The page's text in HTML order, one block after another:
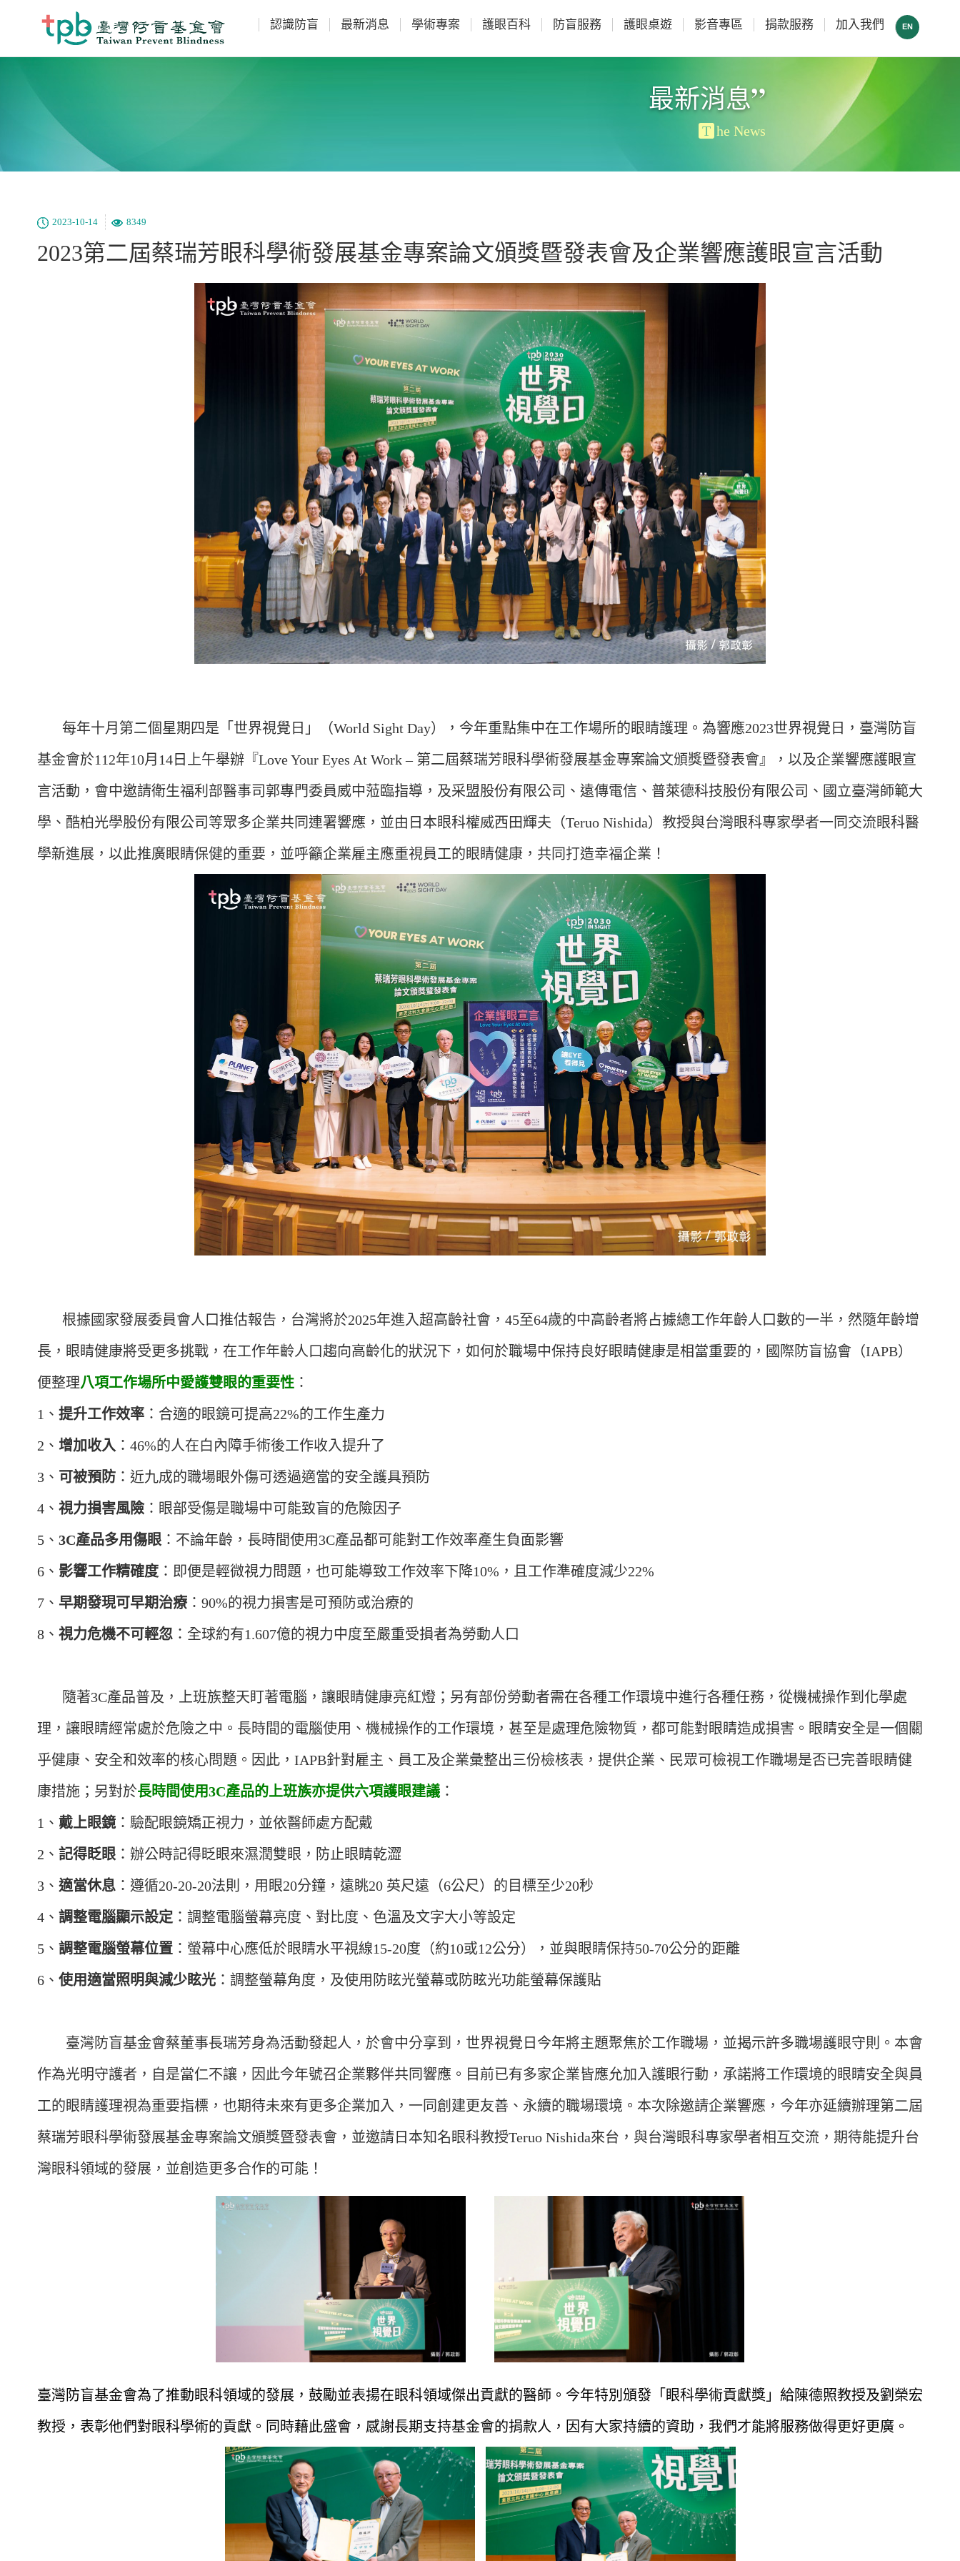
認識防盲 最新消息 學術專案 護眼百科 防盲服務 護眼桌遊 影音專區 捐款服務 加入我們 EN
最新消息”
T he News
2023-10-14 8349
2023第二屆蔡瑞芳眼科學術發展基金專案論文頒獎暨發表會及企業響應護眼宣言活動
每年十月第二個星期四是「世界視覺日」（World Sight Day），今年重點集中在工作場所的眼睛護理。為響應2023世界視覺日，臺灣防盲
基金會於112年10月14日上午舉辦『Love Your Eyes At Work – 第二屆蔡瑞芳眼科學術發展基金專案論文頒獎暨發表會』，以及企業響應護眼宣
言活動，會中邀請衛生福利部醫事司郭專門委員威中蒞臨指導，及采盟股份有限公司、遠傳電信、普萊德科技股份有限公司、國立臺灣師範大
學、酷柏光學股份有限公司等眾多企業共同連署響應，並由日本眼科權威西田輝夫（Teruo Nishida）教授與台灣眼科專家學者一同交流眼科醫
學新進展，以此推廣眼睛保健的重要，並呼籲企業雇主應重視員工的眼睛健康，共同打造幸福企業！
根據國家發展委員會人口推估報告，台灣將於2025年進入超高齡社會，45至64歲的中高齡者將占據總工作年齡人口數的一半，然隨年齡增
長，眼睛健康將受更多挑戰，在工作年齡人口趨向高齡化的狀況下，如何於職場中保持良好眼睛健康是相當重要的，國際防盲協會（IAPB）
便整理八項工作場所中愛護雙眼的重要性 ：
1、 提升工作效率 ：合適的眼鏡可提高22%的工作生產力
2、 增加收入 ：46%的人在白內障手術後工作收入提升了
3、 可被預防 ：近九成的職場眼外傷可透過適當的安全護具預防
4、 視力損害風險 ：眼部受傷是職場中可能致盲的危險因子
5、 3C產品多用傷眼 ：不論年齡，長時間使用3C產品都可能對工作效率產生負面影響
6、 影響工作精確度 ：即便是輕微視力問題，也可能導致工作效率下降10%，且工作準確度減少22%
7、 早期發現可早期治療：90%的視力損害是可預防或治療的
8、 視力危機不可輕忽 ：全球約有1.607億的視力中度至嚴重受損者為勞動人口
隨著3C產品普及，上班族整天盯著電腦，讓眼睛健康亮紅燈；另有部份勞動者需在各種工作環境中進行各種任務，從機械操作到化學處
理，讓眼睛經常處於危險之中。長時間的電腦使用、機械操作的工作環境，甚至是處理危險物質，都可能對眼睛造成損害。眼睛安全是一個關
乎健康、安全和效率的核心問題。因此，IAPB針對雇主、員工及企業彙整出三份檢核表，提供企業、民眾可檢視工作職場是否已完善眼睛健
康措施；另對於長時間使用3C產品的上班族亦提供六項護眼建議 ：
1、 戴上眼鏡：驗配眼鏡矯正視力，並依醫師處方配戴
2、 記得眨眼 ：辦公時記得眨眼來濕潤雙眼，防止眼睛乾澀
3、 適當休息 ：遵循20-20-20法則，用眼20分鐘，遠眺20 英尺遠（6公尺）的目標至少20秒
4、 調整電腦顯示設定 ：調整電腦螢幕亮度、對比度、色溫及文字大小等設定
5、 調整電腦螢幕位置 ：螢幕中心應低於眼睛水平視線15-20度（約10或12公分），並與眼睛保持50-70公分的距離
6、 使用適當照明與減少眩光 ：調整螢幕角度，及使用防眩光螢幕或防眩光功能螢幕保護貼
臺灣防盲基金會蔡董事長瑞芳身為活動發起人，於會中分享到，世界視覺日今年將主題聚焦於工作職場，並揭示許多職場護眼守則。本會
作為光明守護者，自是當仁不讓，因此今年號召企業夥伴共同響應。目前已有多家企業皆應允加入護眼行動，承諾將工作環境的眼睛安全與員
工的眼睛護理視為重要指標，也期待未來有更多企業加入，一同創建更友善、永續的職場環境。本次除邀請企業響應，今年亦延續辦理第二屆
蔡瑞芳眼科學術發展基金專案論文頒獎暨發表會，並邀請日本知名眼科教授Teruo Nishida來台，與台灣眼科專家學者相互交流，期待能提升台
灣眼科領域的發展，並創造更多合作的可能！
臺灣防盲基金會為了推動眼科領域的發展，鼓勵並表揚在眼科領域傑出貢獻的醫師。今年特別頒發「眼科學術貢獻獎」給陳德照教授及劉榮宏
教授，表彰他們對眼科學術的貢獻。同時藉此盛會，感謝長期支持基金會的捐款人，因有大家持續的資助，我們才能將服務做得更好更廣。